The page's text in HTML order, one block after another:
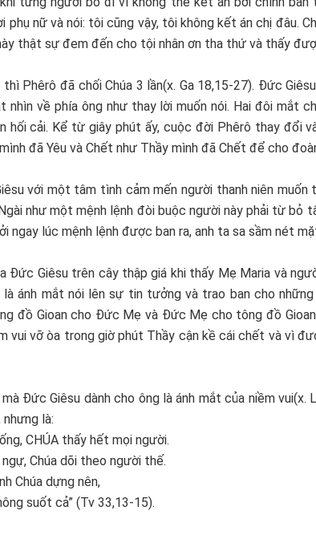
phụ nữ và nói: tôi cũng vậy, tôi không kết án chị đâu.
thật sự đem đến cho tội nhân ơn tha thứ và thấy
thì Phêrô đã chối Chúa 3 lần(x. Ga 18,15-27). Đức
nhìn về phía ông như thay lời muốn nói. Hai đôi mắt
hối cải. Kể từ giây phút ấy, cuộc đời Phêrô thay đổi
đã Yêu và Chết như Thầy mình đã Chết để cho
với một tâm tình cảm mến người thanh niên
như một mệnh lệnh đòi buộc người này phải từ
ngay lúc mệnh lệnh được ban ra, anh ta sa sầm nét
Đức Giêsu trên cây thập giá khi thấy Mẹ Maria và
là ánh mắt nói lên sự tin tưởng và trao ban cho
đồ Gioan cho Đức Mẹ và Đức Mẹ cho tông đồ
vui vỡ òa trong giờ phút Thầy cận kề cái chết và vì
Đức Giêsu dành cho ông là ánh mắt của niềm
nhưng là:
CHÚA thấy hết mọi người.
Chúa dõi theo người thế.
Chúa dựng nên,
suốt cả” (Tv 33,13-15).